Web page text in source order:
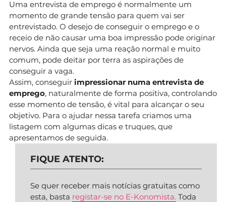
Uma entrevista de emprego é normalmente um
momento de grande tensão para quem vai ser
entrevistado. O desejo de conseguir o emprego e o
receio de não causar uma boa impressão pode originar
nervos. Ainda que seja uma reação normal e muito
comum, pode deitar por terra as aspirações de
conseguir a vaga.
Assim, conseguir impressionar numa entrevista de
emprego, naturalmente de forma positiva, controlando
esse momento de tensão, é vital para alcançar o seu
objetivo. Para o ajudar nessa tarefa criamos uma
listagem com algumas dicas e truques, que
apresentamos de seguida.
FIQUE ATENTO:
Se quer receber mais notícias gratuitas como
esta, basta registar-se no E-Konomista. Toda